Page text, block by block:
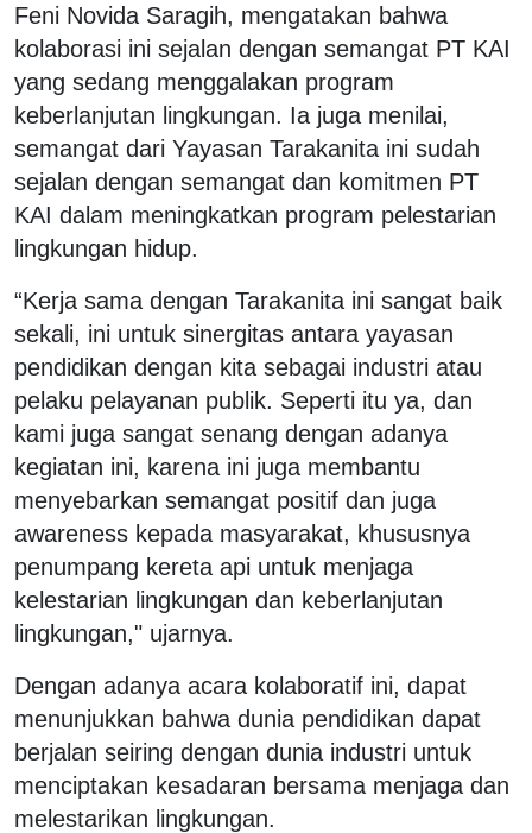
Feni Novida Saragih, mengatakan bahwa
kolaborasi ini sejalan dengan semangat PT KAI
yang sedang menggalakan program
keberlanjutan lingkungan. Ia juga menilai,
semangat dari Yayasan Tarakanita ini sudah
sejalan dengan semangat dan komitmen PT
KAI dalam meningkatkan program pelestarian
lingkungan hidup.
“Kerja sama dengan Tarakanita ini sangat baik
sekali, ini untuk sinergitas antara yayasan
pendidikan dengan kita sebagai industri atau
pelaku pelayanan publik. Seperti itu ya, dan
kami juga sangat senang dengan adanya
kegiatan ini, karena ini juga membantu
menyebarkan semangat positif dan juga
awareness kepada masyarakat, khususnya
penumpang kereta api untuk menjaga
kelestarian lingkungan dan keberlanjutan
lingkungan," ujarnya.
Dengan adanya acara kolaboratif ini, dapat
menunjukkan bahwa dunia pendidikan dapat
berjalan seiring dengan dunia industri untuk
menciptakan kesadaran bersama menjaga dan
melestarikan lingkungan.